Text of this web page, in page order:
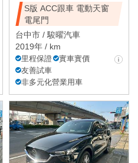
S版 ACC跟車 電動天窗
電尾門
台中市 / 駿曜汽車
2019年 / km
里程保證
實車實價
友善試車
非多元化營業用車